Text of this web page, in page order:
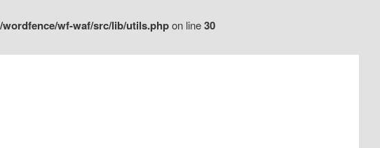
wf-waf/src/lib/utils.phpon line30